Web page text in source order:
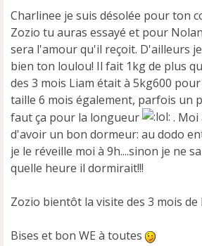
e
n
o
n
l
u
Charlinee je suis désolée pour ton
Zozio tu auras essayé et pour
sera l'amour qu'il reçoit. D'ailleurs
bien ton loulou! Il fait 1kg de plus
des 3 mois Liam était à 5kg600 pour
taille 6 mois également, parfois un
faut ça pour la longueur
. Moi
d'avoir un bon dormeur: au dodo
je le réveille moi à 9h....sinon je ne
quelle heure il dormirait!!!
Zozio bientôt la visite des 3 mois de
Bises et bon WE à toutes